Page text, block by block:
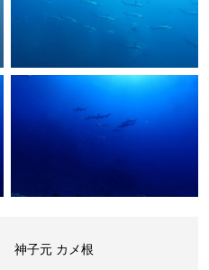
神子元 カメ根